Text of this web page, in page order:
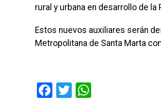
rural y urbana en desarrollo de
Estos nuevos auxiliares serán
Metropolitana de Santa Marta
Facebook
Twitter